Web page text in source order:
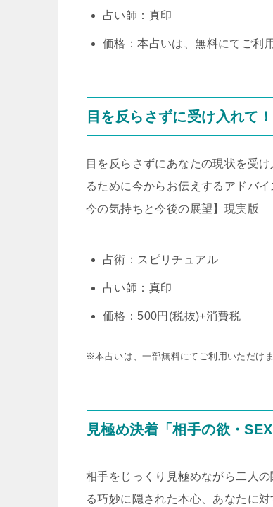
占い師：真印
価格：本占いは、無料にてご利
目を反らさずに受け入れて
目を反らさずにあなたの現状を受
るために今からお伝えするアドバ
今の気持ちと今後の展望】現実版
占術：スピリチュアル
占い師：真印
価格：500円(税抜)+消費税
※本占いは、一部無料にてご利用いただけま
見極め決着「相手の欲・
相手をじっくり見極めながら二人
る巧妙に隠された本心、あなたに